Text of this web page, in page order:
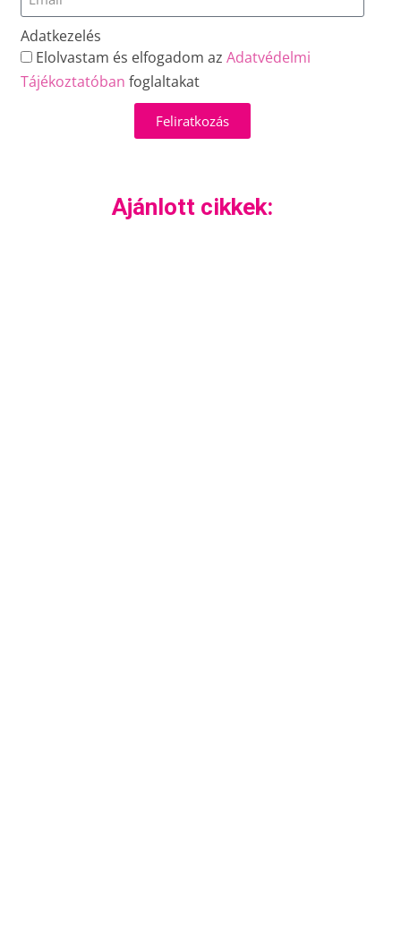
Adatkezelés
Elolvastam és elfogadom azAdatvédelmi
Tájékoztatóban foglaltakat
Feliratkozás
Ajánlott cikkek: